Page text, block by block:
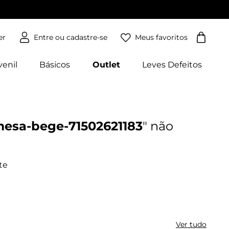
Meus favoritos
Básicos Outlet Leves Defeitos
bege-71502621183
Ver tudo